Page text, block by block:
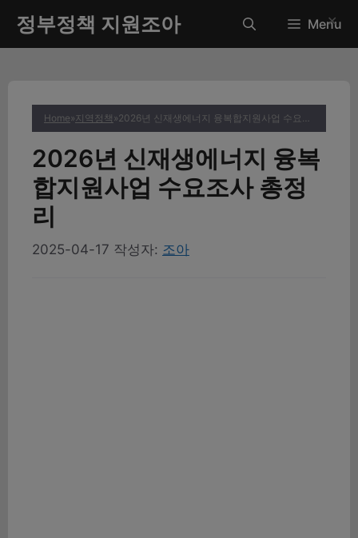
츠
정부정책 지원조아 Menu
Home»지역정책 » 2026년 신재생에너지 융복합지원사업 수요조사 총정리
2026년 신재생에너지 융복
합지원사업 수요조사 총정
리
2025-04-17 작성자: 조아
✕